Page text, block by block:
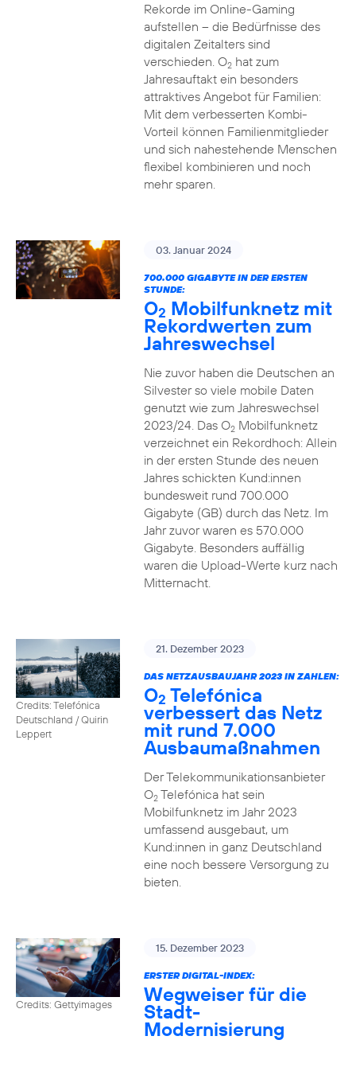
Rekorde im Online-Gaming
aufstellen – die Bedürfnisse des
digitalen Zeitalters sind
verschieden. O2hat zum
Jahresauftakt ein besonders
attraktives Angebot für Familien:
Mit dem verbesserten Kombi-
Vorteil können Familienmitglieder
und sich nahestehende Menschen
flexibel kombinieren und noch
mehr sparen.
03. Januar 2024
700.000 GIGABYTE IN DER ERSTEN
STUNDE:
O2 Mobilfunknetz mit
Rekordwerten zum
Jahreswechsel
Nie zuvor haben die Deutschen an
Silvester so viele mobile Daten
genutzt wie zum Jahreswechsel
2023/24. Das O2Mobilfunknetz
verzeichnet ein Rekordhoch: Allein
in der ersten Stunde des neuen
Jahres schickten Kund:innen
bundesweit rund 700.000
Gigabyte (GB) durch das Netz. Im
Jahr zuvor waren es 570.000
Gigabyte. Besonders auffällig
waren die Upload-Werte kurz nach
Mitternacht.
Credits: Telefónica
Deutschland / Quirin
Leppert
21. Dezember 2023
DAS NETZAUSBAUJAHR 2023 IN ZAHLEN:
O2 Telefónica
verbessert das Netz
mit rund 7.000
Ausbaumaßnahmen
Der Telekommunikationsanbieter
O2Telefónica hat sein
Mobilfunknetz im Jahr 2023
umfassend ausgebaut, um
Kund:innen in ganz Deutschland
eine noch bessere Versorgung zu
bieten.
Credits: Gettyimages
15. Dezember 2023
ERSTER DIGITAL-INDEX:
Wegweiser für die
Stadt-
Modernisierung